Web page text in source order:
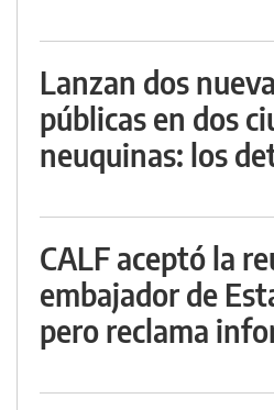
Lanzan dos
públicas en dos
neuquinas: los
CALF aceptó la
embajador de
pero reclama